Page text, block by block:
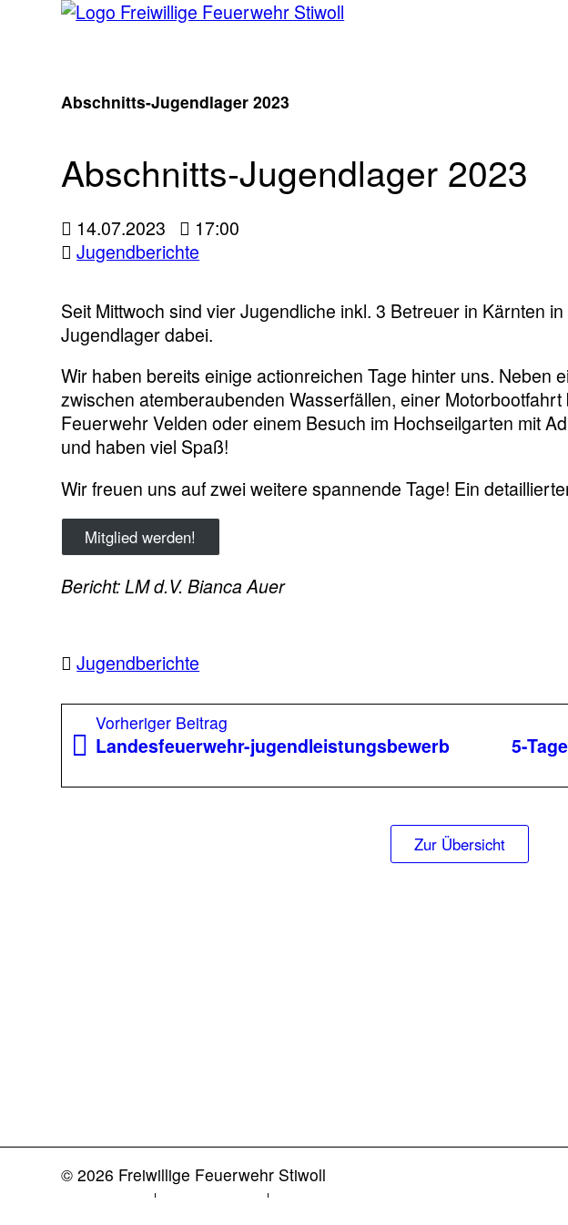
Abschnitts-Jugendlager 2023
Abschnitts-Jugendlager 2023
14.07.2023
17:00
Jugendberichte
Seit Mittwoch sind vier Jugendliche inkl. 3 Betreuer in Kärnten
Jugendlager dabei.
Wir haben bereits einige actionreichen Tage hinter uns. Neben
zwischen atemberaubenden Wasserfällen, einer
Feuerwehr Velden oder einem Besuch im Hochseilgarten mit
und haben viel Spaß!
Wirfreuen uns auf zwei weitere spannende Tage! Ein
Mitglied werden!
Bericht: LM d.V. Bianca Auer
Jugendberichte
Beitragsnavigation
Vorheriger BeitragVorheriger
Beitrag:
Landesfeuerwehr-jugendleistungsbewerb
5-
Zur Übersicht
© 2026 Freiwillige Feuerwehr Stiwoll